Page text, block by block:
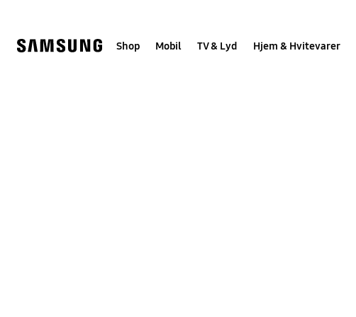
Shop Mobil TV & Lyd Hjem & Hvitevarer